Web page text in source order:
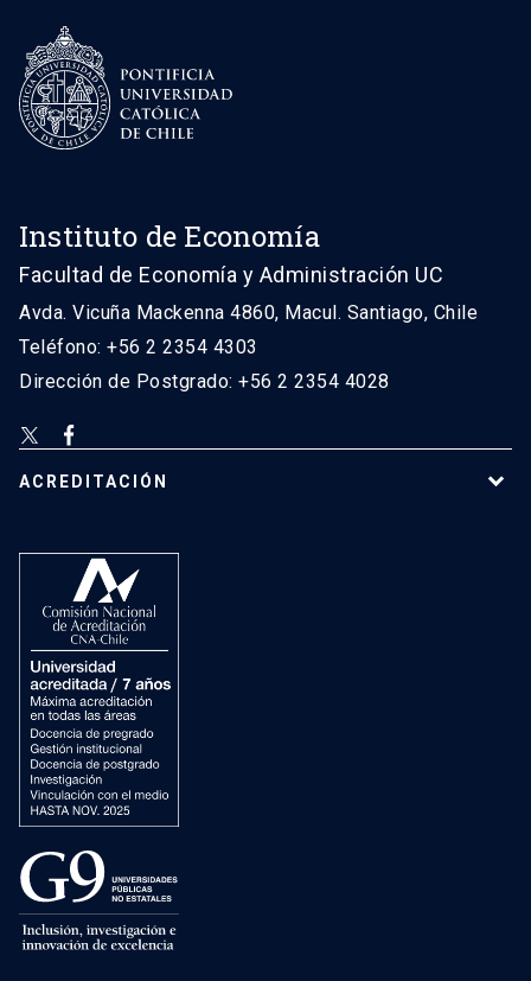
Instituto de Economía
Facultad de Economía y Administración UC
Avda. Vicuña Mackenna 4860, Macul. Santiago, Chile
Teléfono: +56 2 2354 4303
Dirección de Postgrado: +56 2 2354 4028
ACREDITACIÓN